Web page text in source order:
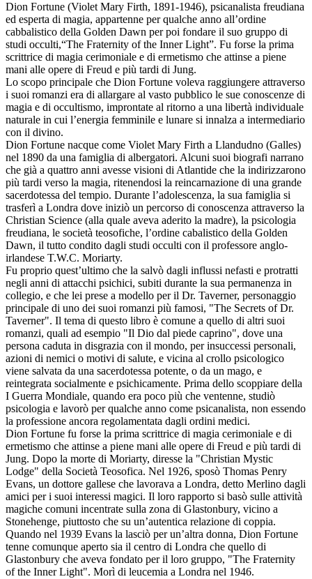
Dion Fortune (Violet Mary Firth, 1891-1946), psicanalista freudiana
ed esperta di magia, appartenne per qualche anno all’ordine
cabbalistico della Golden Dawn per poi fondare il suo gruppo di
studi occulti,“The Fraternity of the Inner Light”. Fu forse la prima
scrittrice di magia cerimoniale e di ermetismo che attinse a piene
mani alle opere di Freud e più tardi di Jung.
Lo scopo principale che Dion Fortune voleva raggiungere attraverso
i suoi romanzi era di allargare al vasto pubblico le sue conoscenze di
magia e di occultismo, improntate al ritorno a una libertà individuale
naturale in cui l’energia femminile e lunare si innalza a intermediario
con il divino.
Dion Fortune nacque come Violet Mary Firth a Llandudno (Galles)
nel 1890 da una famiglia di albergatori. Alcuni suoi biografi narrano
che già a quattro anni avesse visioni di Atlantide che la indirizzarono
più tardi verso la magia, ritenendosi la reincarnazione di una grande
sacerdotessa del tempio. Durante l’adolescenza, la sua famiglia si
trasferì a Londra dove iniziò un percorso di conoscenza attraverso la
Christian Science (alla quale aveva aderito la madre), la psicologia
freudiana, le società teosofiche, l’ordine cabalistico della Golden
Dawn, il tutto condito dagli studi occulti con il professore anglo-
irlandese T.W.C. Moriarty.
Fu proprio quest’ultimo che la salvò dagli influssi nefasti e protratti
negli anni di attacchi psichici, subiti durante la sua permanenza in
collegio, e che lei prese a modello per il Dr. Taverner, personaggio
principale di uno dei suoi romanzi più famosi, "The Secrets of Dr.
Taverner". Il tema di questo libro è comune a quello di altri suoi
romanzi, quali ad esempio "Il Dio dal piede caprino", dove una
persona caduta in disgrazia con il mondo, per insuccessi personali,
azioni di nemici o motivi di salute, e vicina al crollo psicologico
viene salvata da una sacerdotessa potente, o da un mago, e
reintegrata socialmente e psichicamente. Prima dello scoppiare della
I Guerra Mondiale, quando era poco più che ventenne, studiò
psicologia e lavorò per qualche anno come psicanalista, non essendo
la professione ancora regolamentata dagli ordini medici.
Dion Fortune fu forse la prima scrittrice di magia cerimoniale e di
ermetismo che attinse a piene mani alle opere di Freud e più tardi di
Jung. Dopo la morte di Moriarty, diresse la "Christian Mystic
Lodge" della Società Teosofica. Nel 1926, sposò Thomas Penry
Evans, un dottore gallese che lavorava a Londra, detto Merlino dagli
amici per i suoi interessi magici. Il loro rapporto si basò sulle attività
magiche comuni incentrate sulla zona di Glastonbury, vicino a
Stonehenge, piuttosto che su un’autentica relazione di coppia.
Quando nel 1939 Evans la lasciò per un’altra donna, Dion Fortune
tenne comunque aperto sia il centro di Londra che quello di
Glastonbury che aveva fondato per il loro gruppo, "The Fraternity
of the Inner Light". Morì di leucemia a Londra nel 1946.